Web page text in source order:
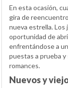
En esta ocasión,
gira de
nueva estrella. Los
oportunidad de
enfrentándose a
puestas a prueba
romances.
Nuevos y